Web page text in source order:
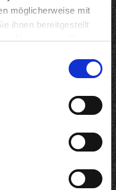
möglicherweise mit
ihnen bereitgestellt
Nutzung der Dienste
weiterhin nutzen.